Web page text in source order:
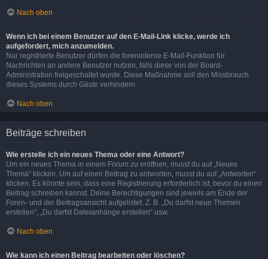
Nach oben
Wenn ich bei einem Benutzer auf den E-Mail-Link klicke, werde ich
aufgefordert, mich anzumelden.
Nur registrierte Benutzer dürfen die foreninterne E-Mail-Funktion für
Nachrichten an andere Benutzer nutzen, falls diese von der Board-
Administration freigeschaltet wurde. Diese Maßnahme soll den Missbrauch
dieses Systems durch Gäste verhindern.
Nach oben
Beiträge schreiben
Wie erstelle ich ein neues Thema oder eine Antwort?
Um ein neues Thema in einem Forum zu eröffnen, musst du auf „Neues
Thema“ klicken. Um auf einen Beitrag zu antworten, musst du auf „Antworten“
klicken. Es könnte sein, dass eine Registrierung erforderlich ist, bevor du einen
Beitrag schreiben kannst. Deine Berechtigungen sind jeweils am Ende der
Foren- und der Beitragsansicht aufgelistet. Z. B. „Du darfst neue Themen
erstellen“, „Du darfst Dateianhänge erstellen“ usw.
Nach oben
Wie kann ich einen Beitrag bearbeiten oder löschen?